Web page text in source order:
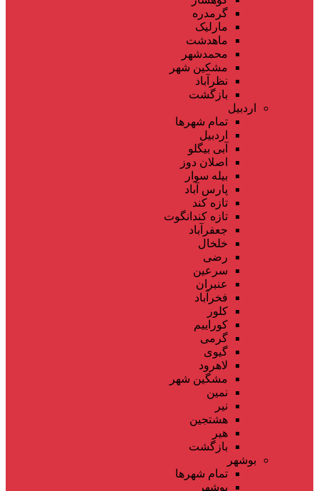
گرمدره
مارلیک
ماهدشت
محمدشهر
مشکین شهر
نظرآباد
بازگشت
اردبیل
تمام شهر‌ها
اردبیل
آبی بیگلو
اصلان دوز
بیله سوار
پارس آباد
تازه کند
تازه کندانگوت
جعفرآباد
خلخال
رضی
سرعین
عنبران
فخرآباد
کلور
کوراییم
گرمی
گیوی
لاهرود
مشگین شهر
نمین
نیر
هشتجین
هیر
بازگشت
بوشهر
تمام شهر‌ها
بوشهر